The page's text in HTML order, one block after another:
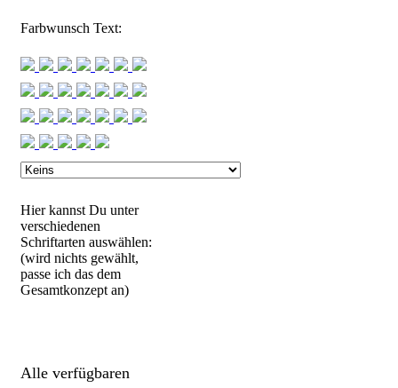
Farbwunsch Text:
Hier kannst Du unter
verschiedenen
Schriftarten auswählen:
(wird nichts gewählt,
passe ich das dem
Gesamtkonzept an)
Alle verfügbaren